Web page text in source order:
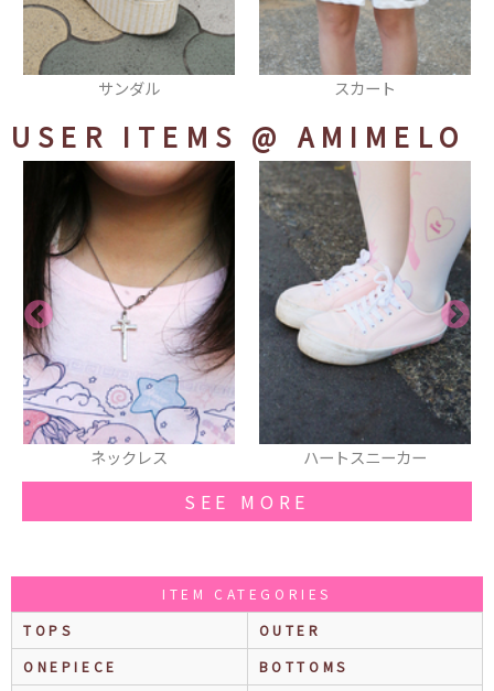
スカート 厚底シューズ
USER ITEMS @ AMIMELO
ハートスニーカー Tシャツ
SEE MORE
ITEM CATEGORIES
TOPS
OUTER
ONEPIECE
BOTTOMS